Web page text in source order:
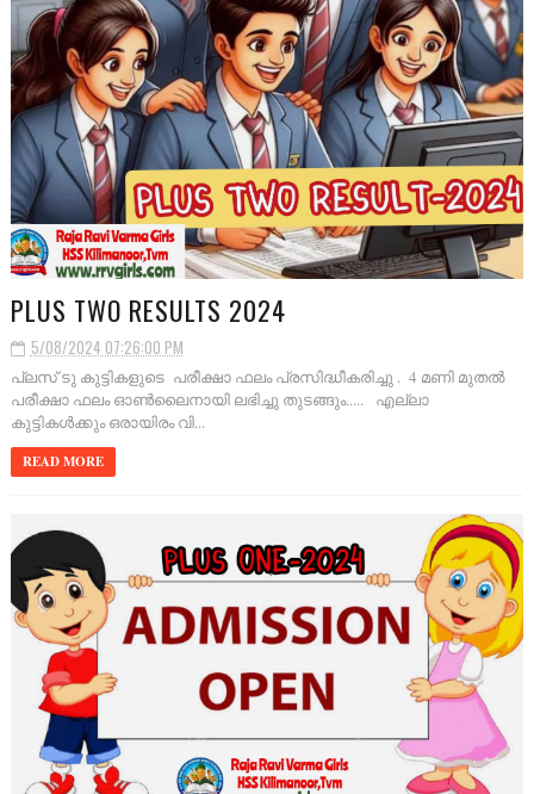
PLUS TWO RESULTS 2024
5/08/2024 07:26:00 PM
പ്ലസ് ടു കുട്ടികളുടെ പരീക്ഷാ ഫലം പ്രസിദ്ധീകരിച്ചു . 4 മണി മുതൽ
പരീക്ഷാ ഫലം ഓൺലൈനായി ലഭിച്ചു തുടങ്ങും..... എല്ലാ
കുട്ടികൾക്കും ഒരായിരം വി...
READ MORE